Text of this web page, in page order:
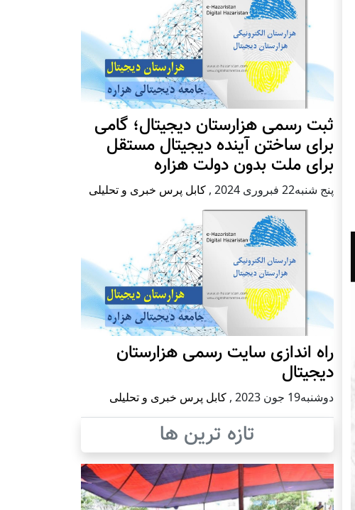
ثبت رسمی هزارستان دیجیتال؛ گامی
برای ساختن آینده دیجیتال مستقل
برای ملت بدون دولت هزاره
پنج شنبه22 فبروری 2024 , کابل پرس خبری و تحلیلی
راه اندازی سایت رسمی هزارستان
دیجیتال
دوشنبه19 جون 2023 , کابل پرس خبری و تحلیلی
تازه ترین ها